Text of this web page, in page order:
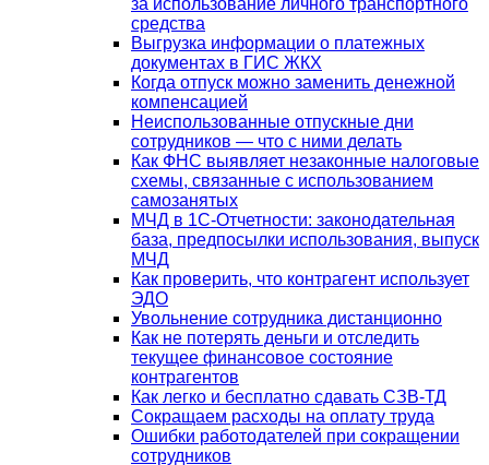
за использование личного транспортного
средства
Выгрузка информации о платежных
документах в ГИС ЖКХ
Когда отпуск можно заменить денежной
компенсацией
Неиспользованные отпускные дни
сотрудников — что с ними делать
Как ФНС выявляет незаконные налоговые
схемы, связанные с использованием
самозанятых
МЧД в 1С-Отчетности: законодательная
база, предпосылки использования, выпуск
МЧД
Как проверить, что контрагент использует
ЭДО
Увольнение сотрудника дистанционно
Как не потерять деньги и отследить
текущее финансовое состояние
контрагентов
Как легко и бесплатно сдавать СЗВ-ТД
Сокращаем расходы на оплату труда
Ошибки работодателей при сокращении
сотрудников